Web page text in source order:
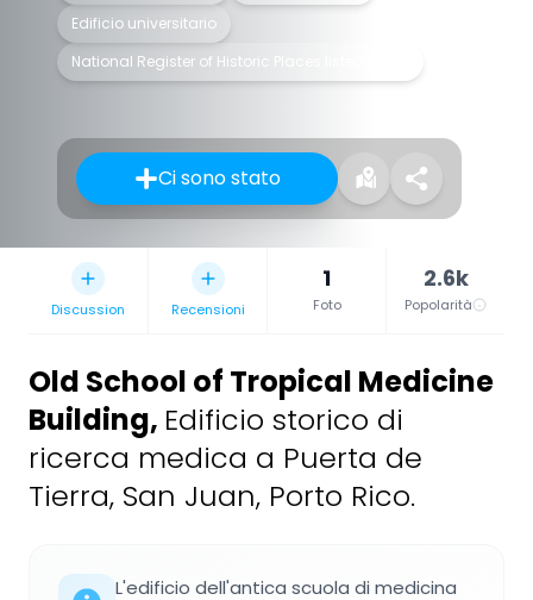
Edificio universitario
National Register of Historic Places listed place
Ci sono stato
Discussion Recensioni
1
Foto
2.6k
Popolarità
Old School of Tropical Medicine
Building, Edificio storico di
ricerca medica a Puerta de
Tierra, San Juan, Porto Rico.
L'edificio dell'antica scuola di medicina